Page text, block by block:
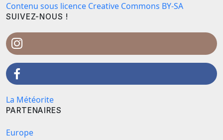
Contenu sous licence Creative Commons BY-SA
SUIVEZ-NOUS !
La Météorite
PARTENAIRES
Europe